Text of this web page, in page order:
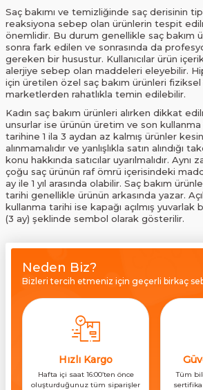
Saç bakımı ve temizliğinde saç derisinin
reaksiyona sebep olan ürünlerin tespit
önemlidir. Bu durum genellikle saç bakım
sonra fark edilen ve sonrasında da
gereken bir husustur. Kullanıcılar ürün
alerjiye sebep olan maddeleri eleyebilir.
için üretilen özel saç bakım ürünleri
marketlerden rahatlıkla temin edilebilir.
Kadın saç bakım ürünleri alırken dikkat
unsurlar ise ürünün üretim ve son
tarihine 1 ila 3 aydan az kalmış ürünler
alınmamalıdır ve yanlışlıkla satın alındığı
konu hakkında satıcılar uyarılmalıdır. Aynı
çoğu saç ürünün raf ömrü içerisindeki
ay ile 1 yıl arasında olabilir. Saç bakım
tarihi genellikle ürünün arkasında yazar.
kullanma tarihi ise kapağı açılmış yuvarlak
(3 ay) şeklinde sembol olarak gösterilir.
Neden Biz?
Bizleri tercih etmeniz için geçerli birkaç
Hızlı Kargo
Hafta içi saat 16:00’ten önce
oluşturduğunuz tüm siparişler
Tüm